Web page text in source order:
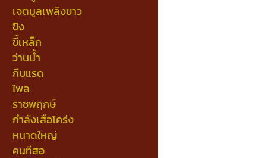
เจตมูลเพลิงขาว
ขิง
ขี้เหล็ก
ว่านน้ำ
กีบแรด
ไพล
ราชพฤกษ์
กำลังเสือโคร่ง
หนาดใหญ่
คนทีสอ